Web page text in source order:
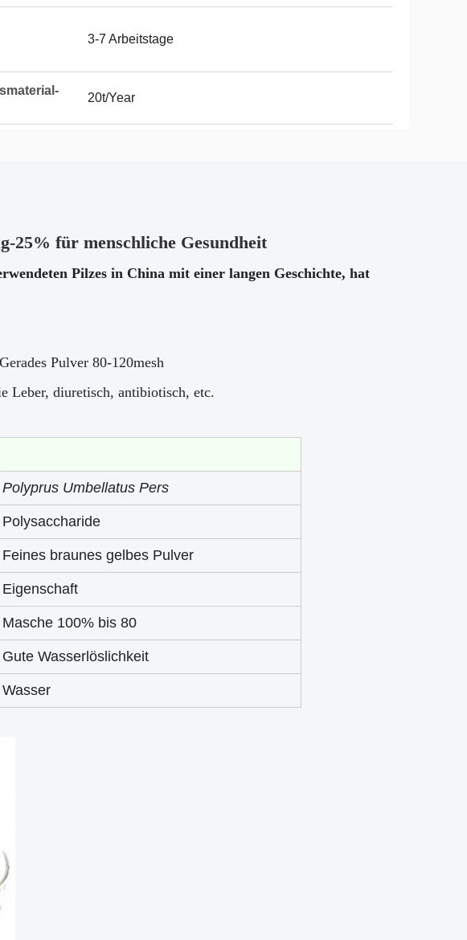
3-7 Arbeitstage
20t/Year
25% für menschliche Gesundheit
Pilzes in China mit einer langen Geschichte, hat
Gerades Pulver 80-120mesh
Leber, diuretisch, antibiotisch, etc.
Polyprus Umbellatus Pers
Polysaccharide
Feines braunes gelbes Pulver
Eigenschaft
Masche 100% bis 80
Gute Wasserlöslichkeit
Wasser